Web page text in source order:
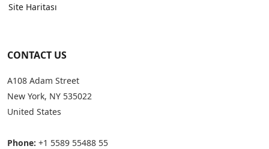
Site Haritası
CONTACT US
A108 Adam Street
New York, NY 535022
United States
Phone: +1 5589 55488 55